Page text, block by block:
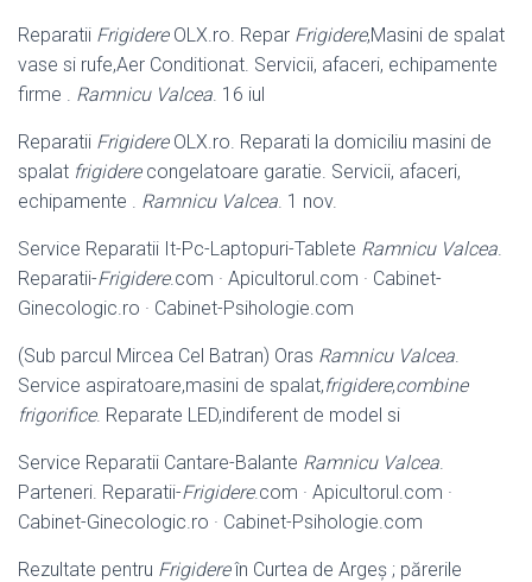
Reparatii FrigidereOLX.ro. Repar Frigidere,Masini de spalat
vase si rufe,Aer Conditionat. Servicii, afaceri, echipamente
firme . Ramnicu Valcea. 16 iul
Reparatii FrigidereOLX.ro. Reparati la domiciliu masini de
spalat frigiderecongelatoare garatie. Servicii, afaceri,
echipamente . Ramnicu Valcea. 1 nov.
Service Reparatii It-Pc-Laptopuri-Tablete Ramnicu Valcea.
Reparatii-Frigidere.com · Apicultorul.com · Cabinet-
Ginecologic.ro · Cabinet-Psihologie.com
(Sub parcul Mircea Cel Batran) Oras Ramnicu Valcea.
Service aspiratoare,masini de spalat,frigidere,combine
frigorifice. Reparate LED,indiferent de model si
Service Reparatii Cantare-Balante Ramnicu Valcea.
Parteneri. Reparatii-Frigidere.com · Apicultorul.com ·
Cabinet-Ginecologic.ro · Cabinet-Psihologie.com
Rezultate pentru Frigidereîn Curtea de Argeş ; părerile